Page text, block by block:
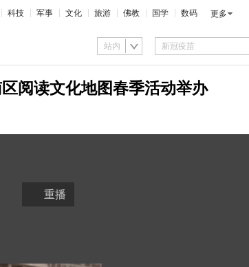
科技 军事 文化 旅游 佛教 国学 数码 更多
站内
阅读文化地图春季活动举办
重播